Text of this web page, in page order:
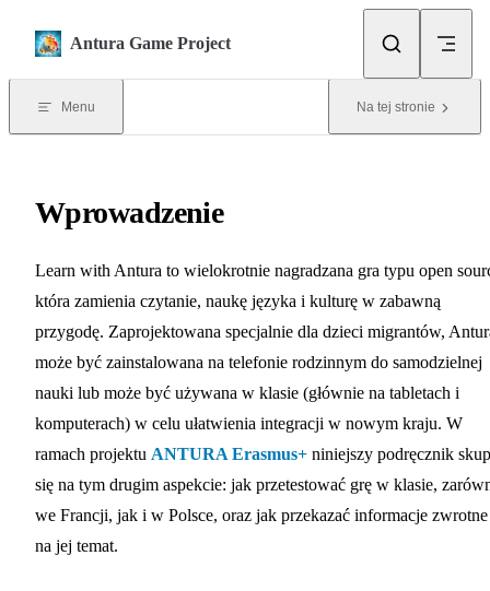
Antura Game Project
Menu Na tej stronie
Wprowadzenie
Learn with Antura to wielokrotnie nagradzana gra typu open
która zamienia czytanie, naukę języka i kulturę w zabawną
przygodę. Zaprojektowana specjalnie dla dzieci migrantów,
może być zainstalowana na telefonie rodzinnym do samodzielnej
nauki lub może być używana w klasie (głównie na tabletach i
komputerach) w celu ułatwienia integracji w nowym kraju. W
ramach projektu ANTURA Erasmus+ niniejszy podręcznik
się na tym drugim aspekcie: jak przetestować grę w klasie,
we Francji, jak i w Polsce, oraz jak przekazać informacje zwrotne
na jej temat.